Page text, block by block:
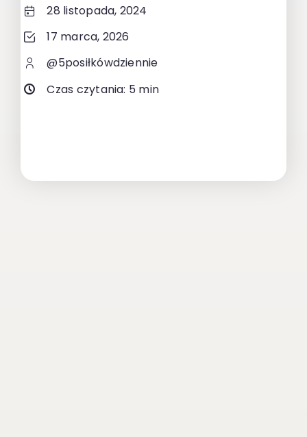
28 listopada, 2024
17 marca, 2026
@5posiłkówdziennie
Czas czytania: 5 min